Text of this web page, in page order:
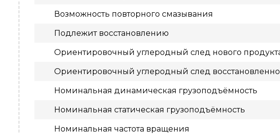
Возможность повторного смазывания
Подлежит восстановлению
Ориентировочный углеродный след нового
Ориентировочный углеродный след
Номинальная динамическая грузоподъёмность
Номинальная статическая грузоподъёмность
Номинальная частота вращения